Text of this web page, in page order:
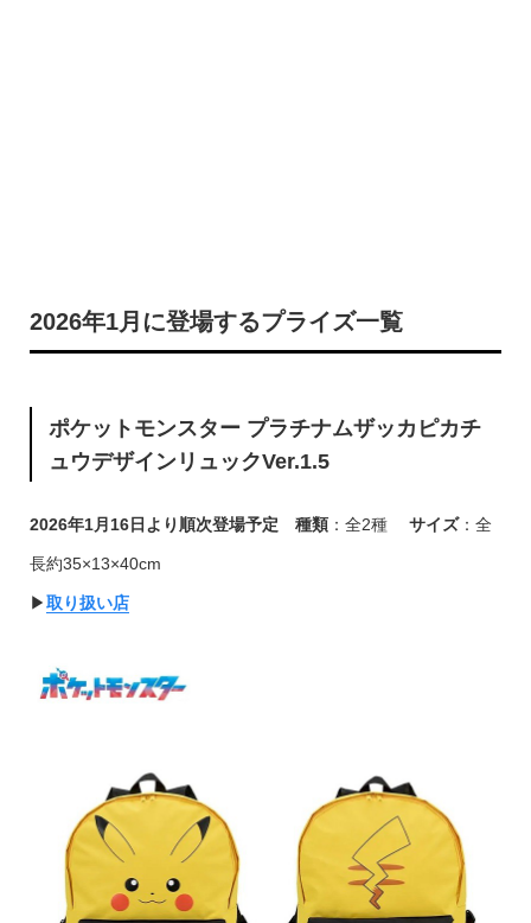
2026年1月に登場するプライズ一覧
ポケットモンスター プラチナムザッカピカチ
ュウデザインリュックVer.1.5
2026年1月16日より順次登場予定 種類：全2種 サイズ：全
長約35×13×40cm
▶︎取り扱い店